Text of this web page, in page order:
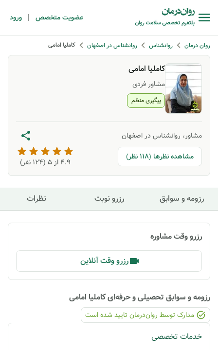
عضویت متخصص | ورود
روان درمان روانشناس روانشناس در اصفهان کاملیا امامی
کاملیا امامی
مشاور فردی
پیگیری منظم
مشاور، روانشناس در اصفهان
مشاهده نظرها (118 نظر)
4.9 از ۵ ( 124 نفر)
رزومه و سوابق رزرو نوبت نظرات
رزرو وقت مشاوره
رزرو وقت آنلاین
رزومه و سوابق تحصیلی و حرفه‌ایکاملیا امامی
مدارک توسط روان‌درمان تایید شده ‌است
خدمات تخصصی